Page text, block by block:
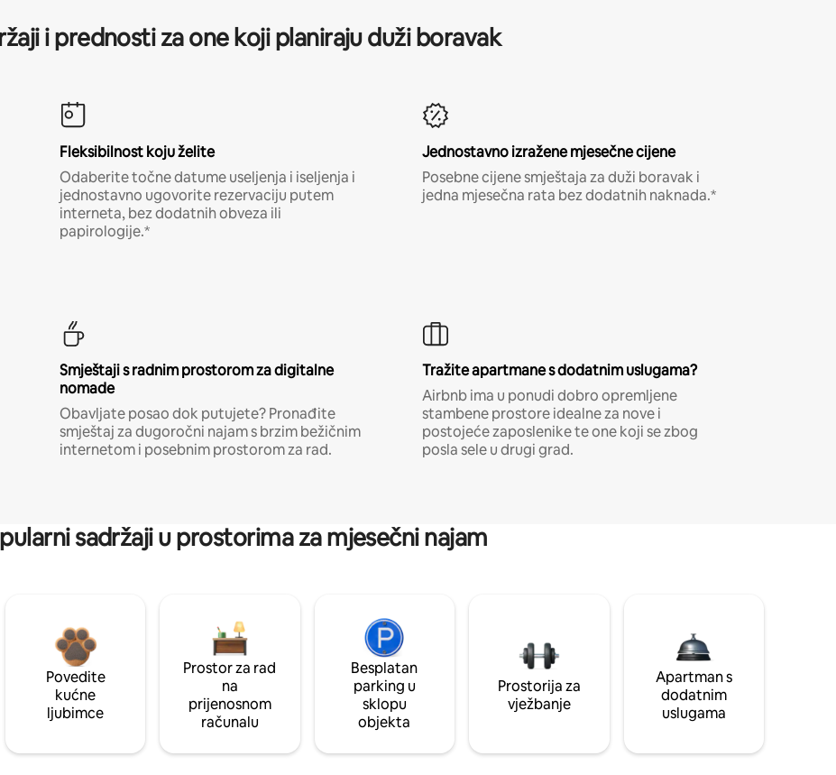
i prednosti za one koji planiraju duži boravak
Fleksibilnost koju želite
Odaberite točne datume useljenja i iseljenja i
jednostavno ugovorite rezervaciju putem
interneta, bez dodatnih obveza ili
papirologije.*
Jednostavno izražene mjesečne cijene
Posebne cijene smještaja za duži boravak i
jedna mjesečna rata bez dodatnih naknada.*
Smještaji s radnim prostorom za digitalne
nomade
Obavljate posao dok putujete? Pronađite
smještaj za dugoročni najam s brzim bežičnim
internetom i posebnim prostorom za rad.
Tražite apartmane s dodatnim uslugama?
Airbnb ima u ponudi dobro opremljene
stambene prostore idealne za nove i
postojeće zaposlenike te one koji se zbog
posla sele u drugi grad.
sadržaji u prostorima za mjesečni najam
Povedite
kućne
ljubimce
Prostor za rad
na
prijenosnom
računalu
Besplatan
parking u
sklopu
objekta
Prostorija za
vježbanje
Apartman s
dodatnim
uslugama